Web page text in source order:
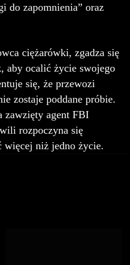
do zapomnienia” oraz
ciężarówki, zgadza się
aby ocalić życie swojego
się, że przewozi
zostaje poddane próbie.
zawzięty agent FBI
rozpoczyna się
więcej niż jedno życie.